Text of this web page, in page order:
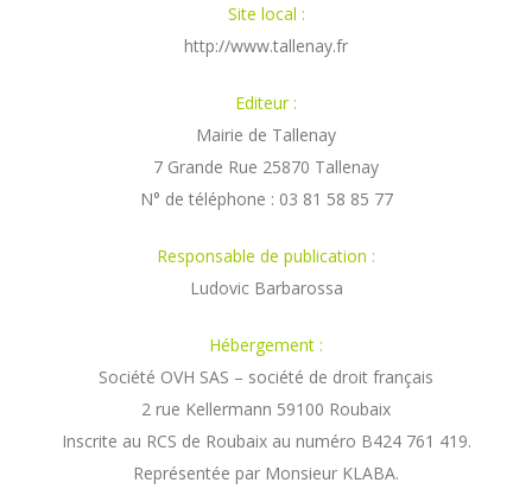
Site local :
http://www.tallenay.fr
Editeur :
Mairie de Tallenay
7 Grande Rue 25870 Tallenay
N° de téléphone : 03 81 58 85 77
Responsable de publication :
Ludovic Barbarossa
Hébergement :
Société OVH SAS – société de droit français
2 rue Kellermann 59100 Roubaix
Inscrite au RCS de Roubaix au numéro B424 761 419.
Représentée par Monsieur KLABA.